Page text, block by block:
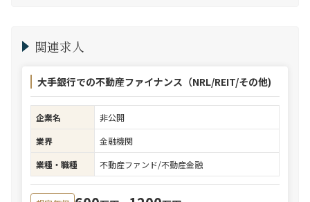
関連求人
大手銀行での不動産ファイナンス（NRL/REIT/その他)
企業名
非公開
業界
金融機関
業種・職種
不動産ファンド/不動産金融